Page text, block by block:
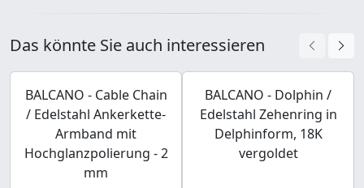
Das könnte Sie auch interessieren
BALCANO - Cable Chain
/ Edelstahl Ankerkette-
Armband mit
Hochglanzpolierung - 2
mm
BALCANO - Dolphin /
Edelstahl Zehenring in
Delphinform, 18K
vergoldet